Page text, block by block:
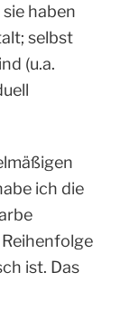
haben
selbst
(u.a.
ich die
ist. Das